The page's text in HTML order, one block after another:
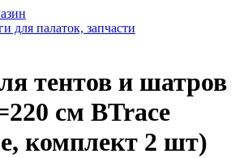
для палаток, запчасти
тентов и шатров
см BTrace
комплект 2 шт)